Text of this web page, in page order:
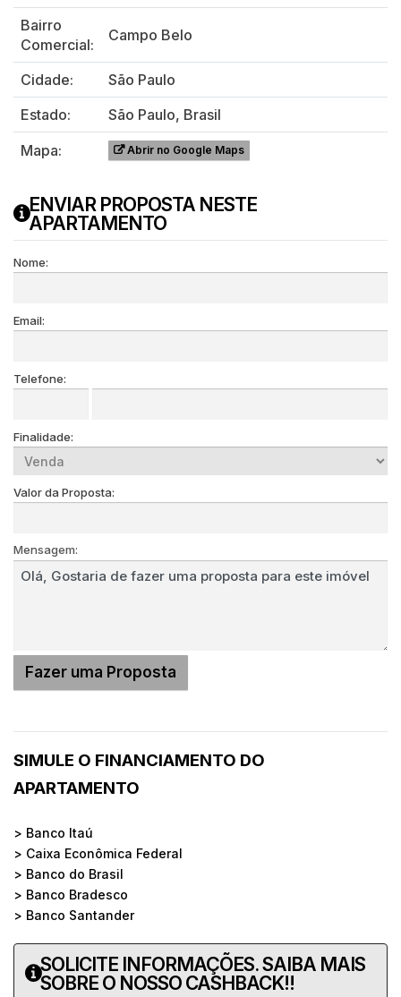
Bairro
Comercial:
Campo Belo
Cidade:
São Paulo
Estado:
São Paulo, Brasil
Mapa:
Abrir no Google Maps
ENVIAR PROPOSTA NESTE
APARTAMENTO
Nome:
Email:
Telefone:
Finalidade:
Valor da Proposta:
Mensagem:
SIMULE O FINANCIAMENTO DO
APARTAMENTO
> Banco Itaú
> Caixa Econômica Federal
> Banco do Brasil
> Banco Bradesco
> Banco Santander
SOLICITE INFORMAÇÕES. SAIBA MAIS
SOBRE O NOSSO CASHBACK!!